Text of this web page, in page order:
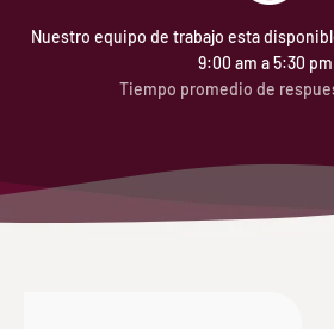
Nuestro equipo de trabajo esta
9:00 am a 5:30
Tiempo promedio de